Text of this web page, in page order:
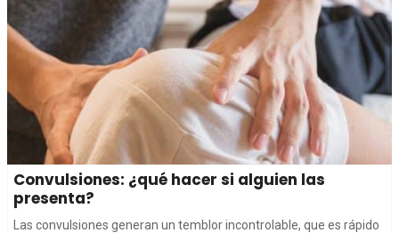
Convulsiones: ¿qué hacer si alguien las
presenta?
Las convulsiones generan un temblor incontrolable, que es rápido